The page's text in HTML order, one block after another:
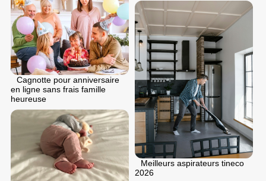
Cagnotte pour anniversaire
en ligne sans frais famille
heureuse
Meilleurs aspirateurs tineco
2026